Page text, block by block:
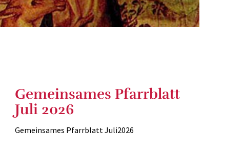
Gemeinsames Pfarrblatt
Juli 2026
Gemeinsames Pfarrblatt Juli2026